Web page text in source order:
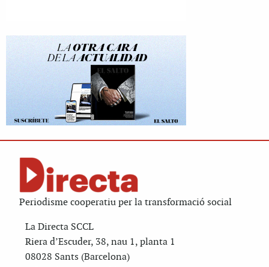
Periodisme cooperatiu per la transformació social
La Directa SCCL
Riera d’Escuder, 38, nau 1, planta 1
08028 Sants (Barcelona)